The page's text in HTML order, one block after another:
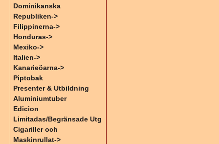
Dominikanska
Republiken->
Filippinerna->
Honduras->
Mexiko->
Italien->
Kanarieöarna->
Piptobak
Presenter & Utbildning
Aluminiumtuber
Edicion
Limitadas/Begränsade Utg
Cigariller och
Maskinrullat->